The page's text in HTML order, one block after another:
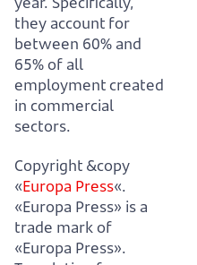
they account for
between 60% and
65% of all
employment created
in commercial
sectors.
Copyright &copy
«Europa Press«.
«Europa Press» is a
trade mark of
«Europa Press».